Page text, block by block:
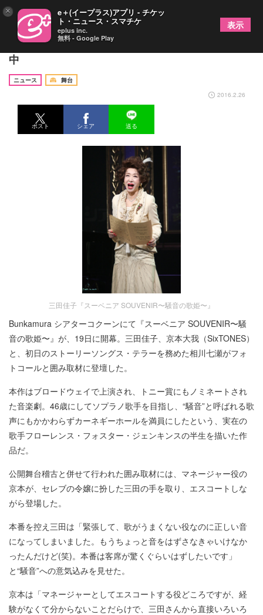
三田佳子主演『スーベニア〜騒音の歌姫〜』が上演
中
ニュース
舞台
2016.2.26
ポスト シェア 送る
三田佳子『スーベニア SOUVENIR〜騒音の歌姫〜』
Bunkamura シアターコクーンにて『スーベニア SOUVENIR〜騒
音の歌姫〜』が、19日に開幕。三田佳子、京本大我（SixTONES）
と、初日のストーリーソングス・テラーを務めた相川七瀬がフォ
トコールと囲み取材に登壇した。
本作はブロードウェイで上演され、トニー賞にもノミネートされ
た音楽劇。46歳にしてソプラノ歌手を目指し、“騒音”と呼ばれる歌
声にもかかわらずカーネギーホールを満員にしたという、実在の
歌手フローレンス・フォスター・ジェンキンスの半生を描いた作
品だ。
公開舞台稽古と併せて行われた囲み取材には、マネージャー役の
京本が、セレブの令嬢に扮した三田の手を取り、エスコートしな
がら登場した。
本番を控え三田は「緊張して、歌がうまくない役なのに正しい音
になってしまいました。もうちょっと音をはずさなきゃいけなか
ったんだけど(笑)。本番は客席が驚くぐらいはずしたいです」
と“騒音”への意気込みを見せた。
京本は「マネージャーとしてエスコートする役どころですが、経
験がなくて分からないことだらけで、三田さんから直接いろいろ
× e＋(イープラス)アプリ - チケッ
ト・ニュース・スマチケ
eplus inc.
無料 - Google Play
表示